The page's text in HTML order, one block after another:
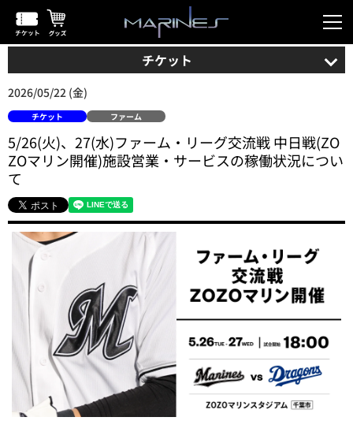
チケット
2026/05/22 (金)
チケット ファーム
5/26(火)、27(水)ファーム・リーグ交流戦 中日戦(ZO
ZOマリン開催)施設営業・サービスの稼働状況につい
て